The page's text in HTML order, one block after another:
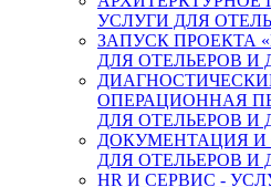
УСЛУГИ ДЛЯ
ЗАПУСК ПРОЕКТА
ДЛЯ ОТЕЛЬЕРОВ И
ОПЕРАЦИОННАЯ
ДЛЯ ОТЕЛЬЕРОВ И
ДОКУМЕНТАЦИЯ И
ДЛЯ ОТЕЛЬЕРОВ И
HR И СЕРВИС -